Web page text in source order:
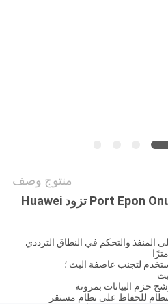
منتوج وصف
معدات الألياف الضوئية 1 Port Epon Onu تزود Huawei